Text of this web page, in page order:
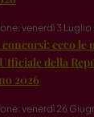
venerdì 3
concorsi: ecco le
della
2026
venerdì 26